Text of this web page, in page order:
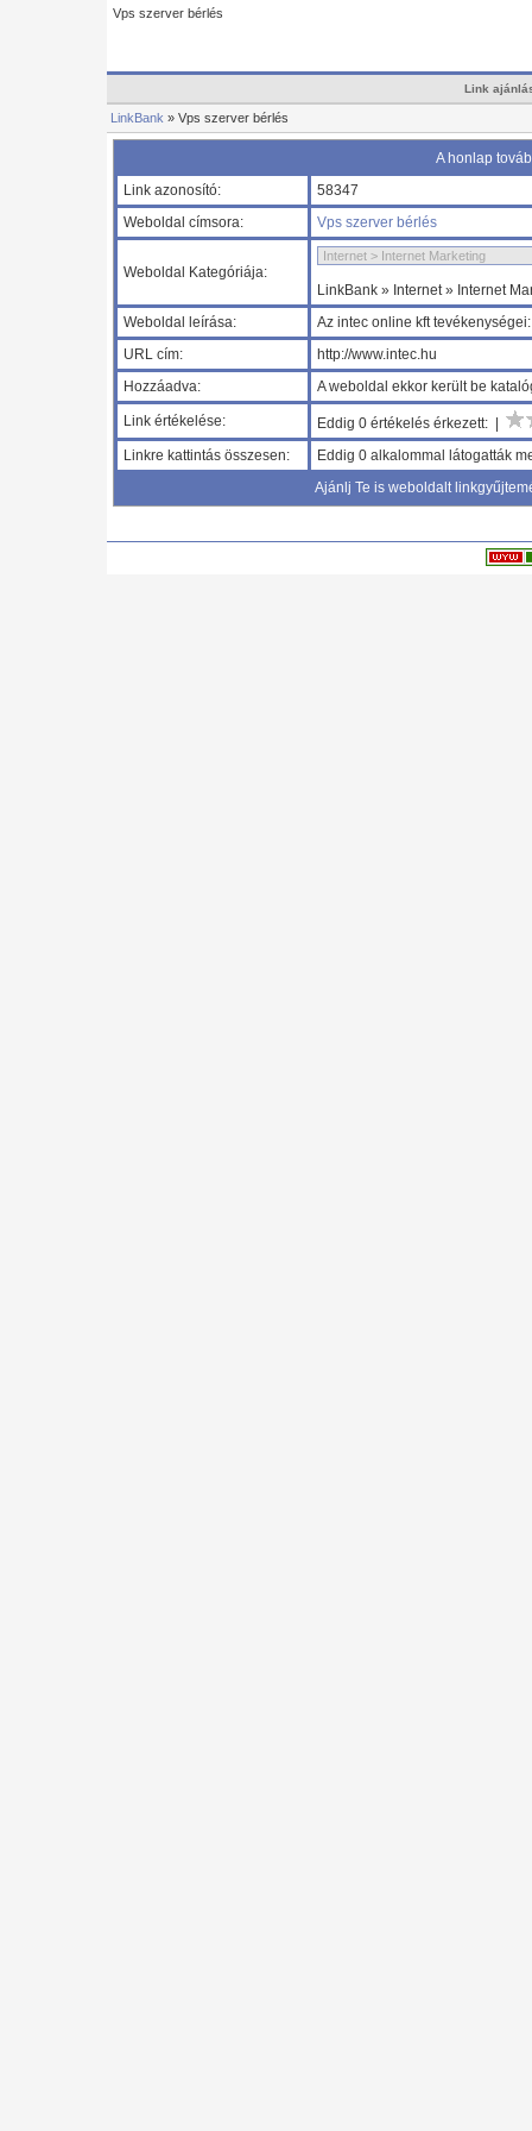
Vps szerver bérlés
Link
LinkBank » Vps szerver bérlés
A honlap
Link azonosító:
58347
Weboldal címsora:
Vps szerver bérlés
Weboldal Kategóriája:
LinkBank » Internet » Internet
Weboldal leírása:
Az intec online kft
URL cím:
http://www.intec.hu
Hozzáadva:
A weboldal ekkor került be
Link értékelése:
Eddig 0 értékelés érkezett: |
Linkre kattintás összesen:
Eddig 0 alkalommal látogatták
Ajánlj Te is weboldalt